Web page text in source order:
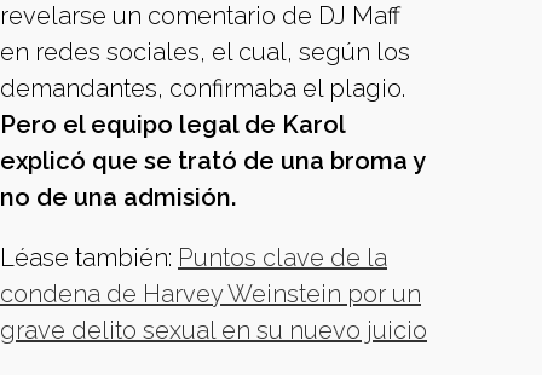
revelarse un comentario de DJ Maff
en redes sociales, el cual, según los
demandantes, confirmaba el plagio.
Pero el equipo legal de Karol
explicó que se trató de una broma y
no de una admisión.
Léase también: Puntos clave de la
condena de Harvey Weinstein por un
grave delito sexual en su nuevo juicio